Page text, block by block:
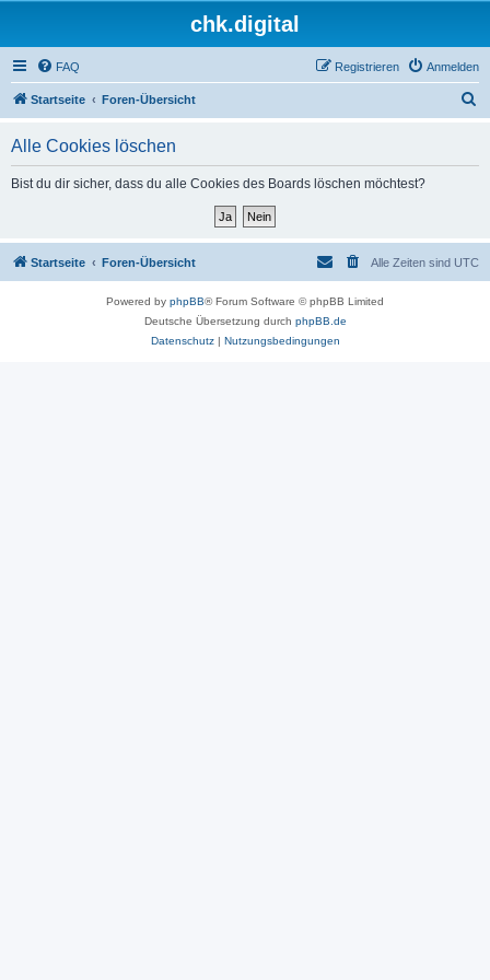
chk.digital
FAQ Anmelden
Registrieren
Startseite Foren-Übersicht
Alle Cookies löschen
Bist du dir sicher, dass du alle Cookies des Boards löschen möchtest?
Startseite Foren-Übersicht Alle Zeiten sind UTC
Powered by phpBB® Forum Software © phpBB Limited
Deutsche Übersetzung durch phpBB.de
Datenschutz| Nutzungsbedingungen